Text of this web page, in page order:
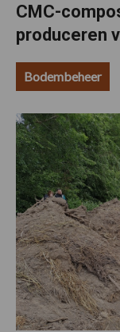
CMC-
produceren
Bodembeheer